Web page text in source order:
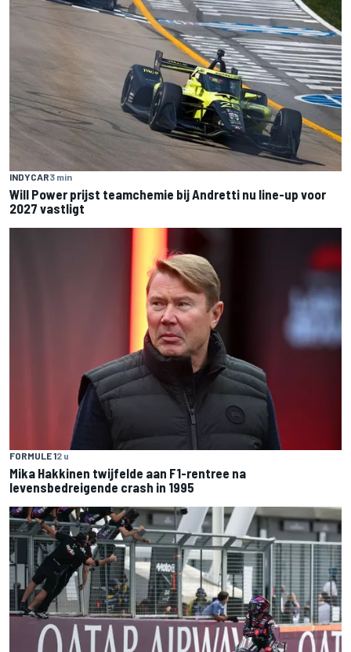
INDYCAR3 min
Will Power prijst teamchemie bij Andretti nu line-up voor
2027 vastligt
FORMULE 12 u
Mika Hakkinen twijfelde aan F1-rentree na
levensbedreigende crash in 1995